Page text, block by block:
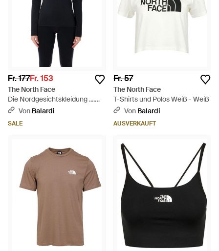
Fr. 177Fr. 153
The North Face
Die Nordgesichtskleidung ....
schwarz - Blau
Von Balardi
SALE
Fr. 57
The North Face
T-Shirts und Polos Weiß - Weiß
Von Balardi
AUSVERKAUFT